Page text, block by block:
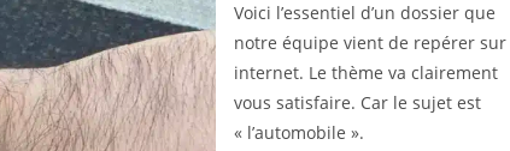
Voici l’essentiel d’un dossier que
notre équipe vient de repérer sur
internet. Le thème va clairement
vous satisfaire. Car le sujet est
« l’automobile ».